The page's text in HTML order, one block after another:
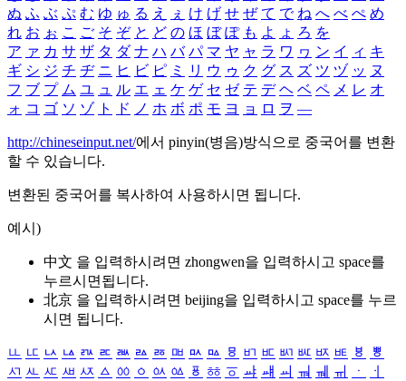
ぬ ふ ぶ ぷ む ゆ ゅ る え ぇ け げ せ ぜ て で ね へ べ ぺ め
れ お ぉ こ ご そ ぞ と ど の ほ ぼ ぽ も よ ょ ろ を
ア ァ カ サ ザ タ ダ ナ ハ バ パ マ ヤ ャ ラ ワ ヮ ン イ ィ キ
ギ シ ジ チ ヂ ニ ヒ ビ ピ ミ リ ウ ゥ ク グ ス ズ ツ ヅ ッ ヌ
フ ブ プ ム ユ ュ ル エ ェ ケ ゲ セ ゼ テ デ ヘ ベ ペ メ レ オ
ォ コ ゴ ソ ゾ ト ド ノ ホ ボ ポ モ ヨ ョ ロ ヲ ―
http://chineseinput.net/에서 pinyin(병음)방식으로 중국어를 변환
할 수 있습니다.
변환된 중국어를 복사하여 사용하시면 됩니다.
예시)
中文 을 입력하시려면 zhongwen을 입력하시고 space를
누르시면됩니다.
北京 을 입력하시려면 beijing을 입력하시고 space를 누르
시면 됩니다.
ㅥ ㅦ ㅧ ㅨ ㅩ ㅪ ㅫ ㅬ ㅭ ㅮ ㅯ ㅰ ㅱ ㅲ ㅳ ㅴ ㅵ ㅶ ㅷ ㅸ
ㅹ
ㅺ ㅻ ㅼ ㅽ ㅾ ㅿ ㆀ ㆁ ㆂ ㆃ ㆄ ㆅ ㆆ ㆇ ㆈ ㆉ ㆊ ㆋ ㆌ ㆍ
ㆎ